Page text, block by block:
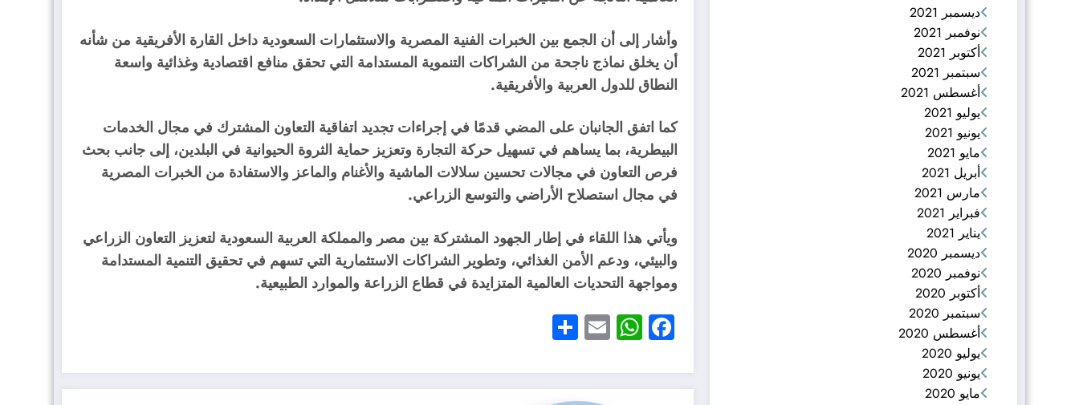
ديسمبر 2021
نوفمبر 2021
أكتوبر 2021
سبتمبر 2021
أغسطس 2021
يوليو 2021
يونيو 2021
مايو 2021
أبريل 2021
مارس 2021
فبراير 2021
يناير 2021
ديسمبر 2020
نوفمبر 2020
أكتوبر 2020
سبتمبر 2020
أغسطس 2020
يوليو 2020
يونيو 2020
مايو 2020
وأشار إلى أن الجمع بين الخبرات الفنية المصرية والاستثمارات السعودية داخل القارة الأفريقية من شأنه
أن يخلق نماذج ناجحة من الشراكات التنموية المستدامة التي تحقق منافع اقتصادية وغذائية واسعة
النطاق للدول العربية والأفريقية.
كما اتفق الجانبان على المضي قدمًا في إجراءات تجديد اتفاقية التعاون المشترك في مجال الخدمات
البيطرية، بما يساهم في تسهيل حركة التجارة وتعزيز حماية الثروة الحيوانية في البلدين، إلى جانب بحث
فرص التعاون في مجالات تحسين سلالات الماشية والأغنام والماعز والاستفادة من الخبرات المصرية
في مجال استصلاح الأراضي والتوسع الزراعي.
ويأتي هذا اللقاء في إطار الجهود المشتركة بين مصر والمملكة العربية السعودية لتعزيز التعاون الزراعي
والبيئي، ودعم الأمن الغذائي، وتطوير الشراكات الاستثمارية التي تسهم في تحقيق التنمية المستدامة
ومواجهة التحديات العالمية المتزايدة في قطاع الزراعة والموارد الطبيعية.
Facebook
WhatsApp
Email